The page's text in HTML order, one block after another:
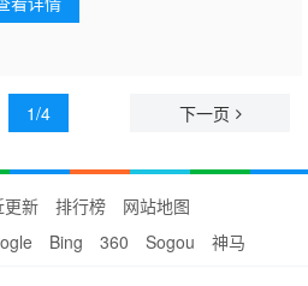
尔维·卢克巴 亚历克斯·拉尼佩昆
1/4 下一页
更新 排行榜
网站地图
Bing 360 Sogou 神马